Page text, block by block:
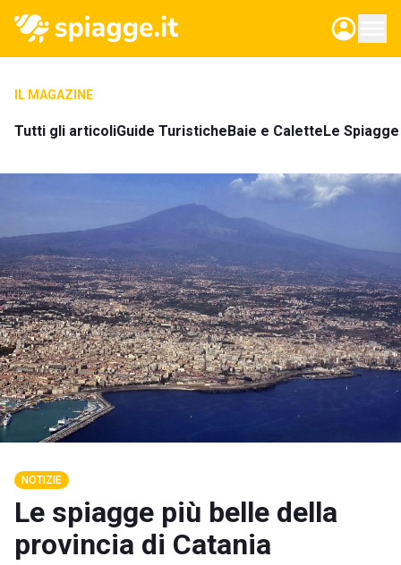
IL MAGAZINE
Tutti gli articoliGuide TuristicheBaie e CaletteLe
NOTIZIE
Le spiagge più belle della
provincia di Catania